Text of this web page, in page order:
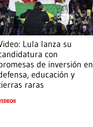
Lula lanza su
con
de inversión en
educación y
raras